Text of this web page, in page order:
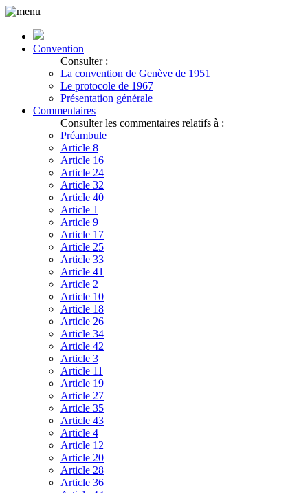
Convention
Consulter :
La convention de Genève de 1951
Le protocole de 1967
Présentation générale
Commentaires
Consulter les commentaires relatifs à :
Préambule
Article 8
Article 16
Article 24
Article 32
Article 40
Article 1
Article 9
Article 17
Article 25
Article 33
Article 41
Article 2
Article 10
Article 18
Article 26
Article 34
Article 42
Article 3
Article 11
Article 19
Article 27
Article 35
Article 43
Article 4
Article 12
Article 20
Article 28
Article 36